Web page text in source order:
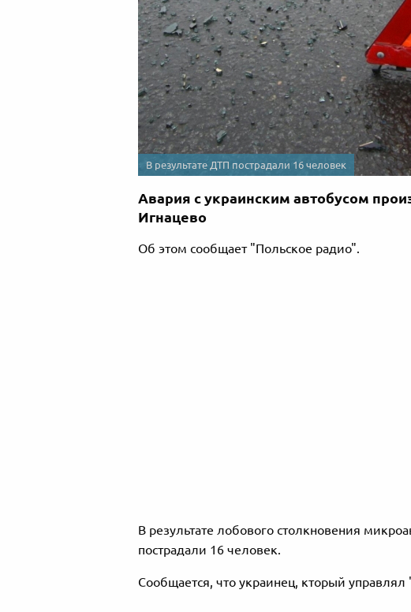
В результате ДТП пострадали 16 человек
Авария с украинским автобусом
Игнацево
Об этом сообщает "Польское радио".
В результате лобового столкновения
пострадали 16 человек.
Сообщается, что украинец, кторый управлял